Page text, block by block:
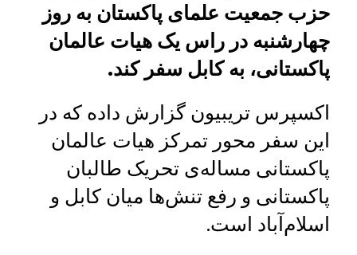
حزب جمعیت علمای پاکستان به روز
چهارشنبه در راس یک هیات عالمان
پاکستانی، به کابل سفر کند.
اکسپرس تریبیون گزارش داده که در
این سفر محور تمرکز هیات عالمان
پاکستانی مساله‌ی تحریک طالبان
پاکستانی و رفع تنش‌ها میان کابل و
اسلام‌آباد است.